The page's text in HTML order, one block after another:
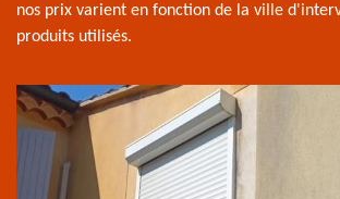
nos prix varient en fonction de la ville
produits utilisés.